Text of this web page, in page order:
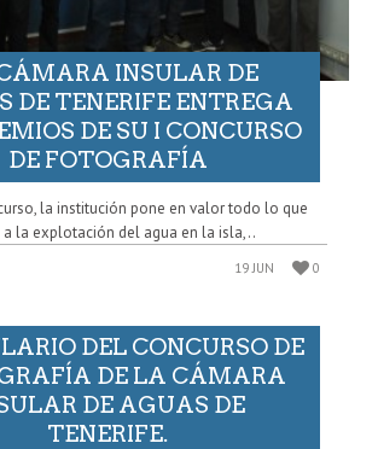
INSULAR DE
DE TENERIFE ENTREGA
DE SU I CONCURSO
DE FOTOGRAFÍA
la institución pone en valor todo lo que
a la explotación del agua en la isla,..
19 JUN 0
DEL CONCURSO DE
DE LA CÁMARA
DE AGUAS DE
TENERIFE.